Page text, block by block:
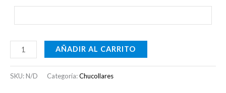
AÑADIR AL CARRITO
SKU:N/D Categoría:Chucollares